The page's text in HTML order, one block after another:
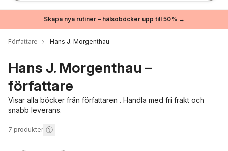
Skapa nya rutiner – hälsoböcker upp till 50% →
Författare Hans J. Morgenthau
Hans J. Morgenthau –
författare
Visar alla böcker från författaren . Handla med fri frakt och
snabb leverans.
7 produkter